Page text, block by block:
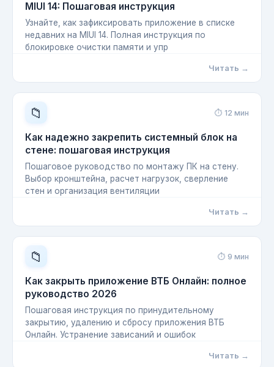
MIUI 14: Пошаговая инструкция
Узнайте, как зафиксировать приложение в списке
недавних на MIUI 14. Полная инструкция по
блокировке очистки памяти и упр
Читать →
📁 ⏱ 12 мин
Как надежно закрепить системный блок на
стене: пошаговая инструкция
Пошаговое руководство по монтажу ПК на стену.
Выбор кронштейна, расчет нагрузок, сверление
стен и организация вентиляции
Читать →
📁 ⏱ 9 мин
Как закрыть приложение ВТБ Онлайн: полное
руководство 2026
Пошаговая инструкция по принудительному
закрытию, удалению и сбросу приложения ВТБ
Онлайн. Устранение зависаний и ошибок
Читать →